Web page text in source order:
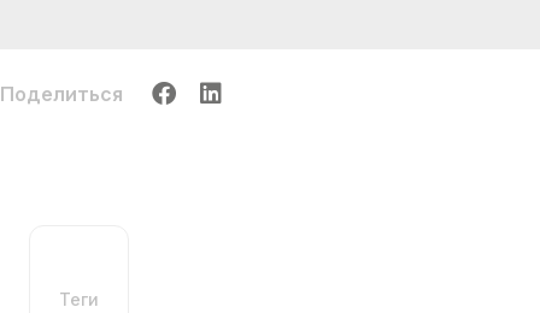
Поделиться
Теги